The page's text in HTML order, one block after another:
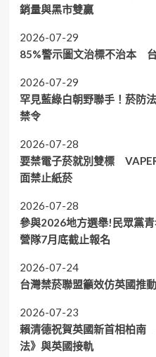
銷量與黑市雙贏
2026-07-29
85%警示圖文治標不治本
2026-07-29
罕見藍綠白朝野聯手！菸防
禁令
2026-07-28
要禁電子菸就別雙標
面禁止紙菸
2026-07-28
參與2026地方選舉!民眾黨
營隊7月底截止報名
2026-07-24
台灣禁菸聯盟籲效仿英國推
2026-07-23
賴清德祝賀英國新首相柏南
法》與英國接軌